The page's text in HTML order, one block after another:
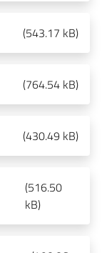
(543.17 kB)
(764.54 kB)
(430.49 kB)
(516.50
kB)